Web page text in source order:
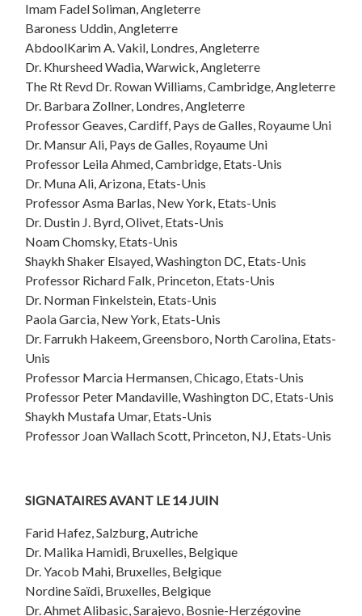
Imam Fadel Soliman, Angleterre
Baroness Uddin, Angleterre
AbdoolKarim A. Vakil, Londres, Angleterre
Dr. Khursheed Wadia, Warwick, Angleterre
The Rt Revd Dr. Rowan Williams, Cambridge, Angleterre
Dr. Barbara Zollner, Londres, Angleterre
Professor Geaves,Cardiff, Pays de Galles, Royaume Uni
Dr. Mansur Ali, Pays de Galles, Royaume Uni
Professor Leila Ahmed, Cambridge, Etats-Unis
Dr. Muna Ali, Arizona, Etats-Unis
Professor Asma Barlas, New York, Etats-Unis
Dr. Dustin J. Byrd, Olivet, Etats-Unis
Noam Chomsky, Etats-Unis
Shaykh Shaker Elsayed, Washington DC, Etats-Unis
Professor Richard Falk, Princeton, Etats-Unis
Dr. Norman Finkelstein, Etats-Unis
Paola Garcia, New York, Etats-Unis
Dr. Farrukh Hakeem, Greensboro, North Carolina, Etats-
Unis
Professor Marcia Hermansen, Chicago, Etats-Unis
Professor Peter Mandaville, Washington DC, Etats-Unis
Shaykh Mustafa Umar, Etats-Unis
Professor Joan Wallach Scott, Princeton, NJ, Etats-Unis
SIGNATAIRES AVANT LE 14 JUIN
Farid Hafez, Salzburg, Autriche
Dr. Malika Hamidi, Bruxelles, Belgique
Dr. Yacob Mahi, Bruxelles, Belgique
Nordine Saïdi, Bruxelles, Belgique
Dr. Ahmet Alibasic, Sarajevo, Bosnie-Herzégovine